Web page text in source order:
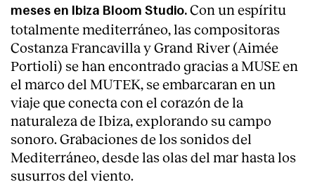
meses en Ibiza Bloom Studio. Con un espíritu
totalmente mediterráneo, las compositoras
Costanza Francavilla y Grand River (Aimée
Portioli) se han encontrado gracias a MUSE en
el marco del MUTEK, se embarcaran en un
viaje que conecta con el corazón de la
naturaleza de Ibiza, explorando su campo
sonoro. Grabaciones de los sonidos del
Mediterráneo, desde las olas del mar hasta los
susurros del viento.